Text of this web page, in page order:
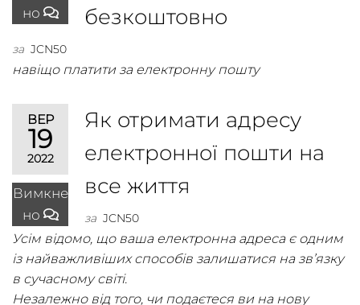
но
безкоштовно
за JCN50
навіщо платити за електронну пошту
ВЕР
19
2022
Вимкне
но
Як отримати адресу
електронної пошти на
все життя
за JCN50
Усім відомо, що ваша електронна адреса є одним
із найважливіших способів залишатися на зв’язку
в сучасному світі.
Незалежно від того, чи подаєтеся ви на нову